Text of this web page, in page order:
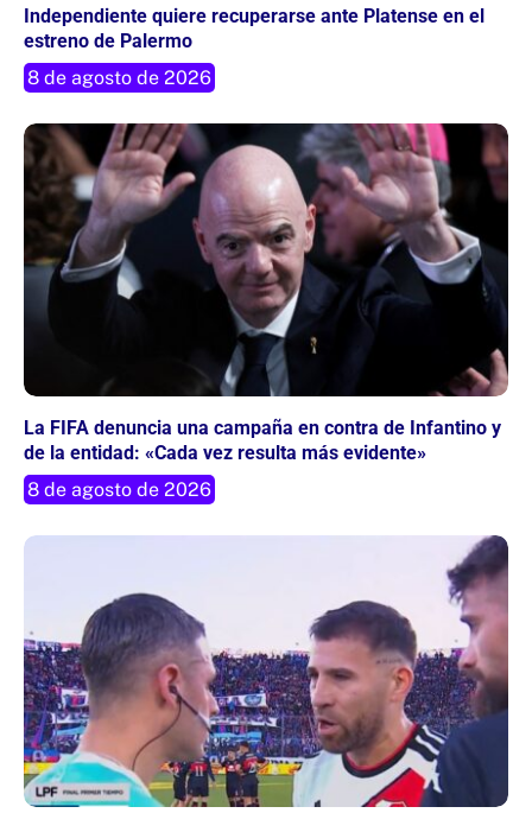
Independiente quiere recuperarse ante Platense en el
estreno de Palermo
8 de agosto de 2026
La FIFA denuncia una campaña en contra de Infantino y
de la entidad: «Cada vez resulta más evidente»
8 de agosto de 2026